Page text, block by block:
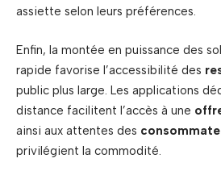
assiette selon leurs préférences.
Enfin, la montée en puissance des
rapide favorise l’accessibilité des
public plus large. Les applications
distance facilitent l’accès à une
ainsi aux attentes des
privilégient la commodité.